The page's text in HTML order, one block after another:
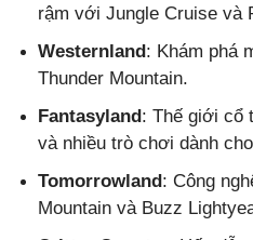
rậm với Jungle Cruise và
Westernland: Khám phá
Thunder Mountain.
Fantasyland: Thế giới cổ
và nhiều trò chơi dành
Tomorrowland: Công
Mountain và Buzz